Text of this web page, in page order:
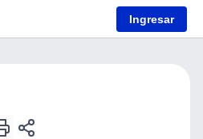
Ingresar